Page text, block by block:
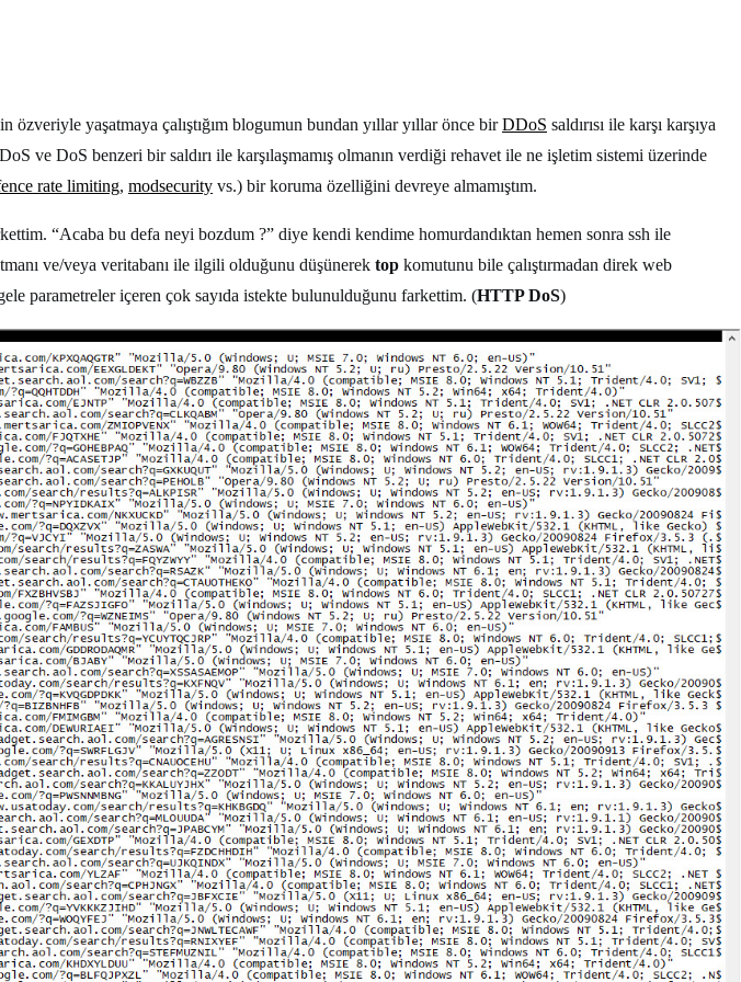
özveriyle yaşatmaya çalıştığım blogumun bundan yıllar yıllar önce birDDoS saldırısı ile karşı karşıya
ve DoS benzeri bir saldırı ile karşılaşmamış olmanın verdiği rehavet ile ne işletim sistemi üzerinde
rate limiting, modsecurity vs.) bir koruma özelliğini devreye almamıştım.
“Acaba bu defa neyi bozdum ?” diye kendi kendime homurdandıktan hemen sonra ssh ile
ve/veya veritabanı ile ilgili olduğunu düşünerek top komutunu bile çalıştırmadan direk web
parametreler içeren çok sayıda istekte bulunulduğunu farkettim. (HTTP DoS)